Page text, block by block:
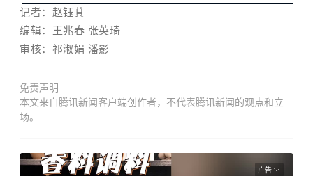
记者：赵钰萁
编辑： 王兆春 张英琦
审核：祁淑娟 潘影
免责声明
本文来自腾讯新闻客户端创作者，不代表腾讯新闻的观点和立
场。
广告